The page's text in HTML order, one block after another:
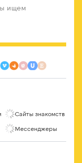
ищем
Сайты знакомств
Мессенджеры